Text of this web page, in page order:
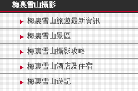
梅裏雪山攝影
梅裏雪山旅遊最新資訊
梅裏雪山景區
梅裏雪山攝影攻略
梅裏雪山酒店及住宿
梅裏雪山遊記